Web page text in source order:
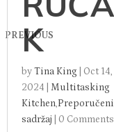
E ZA
NOVI
RUČA